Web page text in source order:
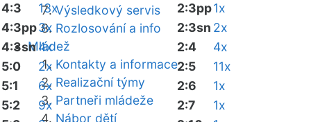
Výsledkový servis
Rozlosování a info
Mládež
Kontakty a informace
Realizační týmy
Partneři mládeže
Nábor dětí
4:3
13x
4:3pp3x
4:3sn4x
5:0
2x
5:1
6x
5:2
9x
2:3pp1x
2:3sn 2x
2:4
4x
2:5
11x
2:6
1x
2:7
1x